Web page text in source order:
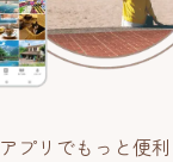
アプリでもっと便